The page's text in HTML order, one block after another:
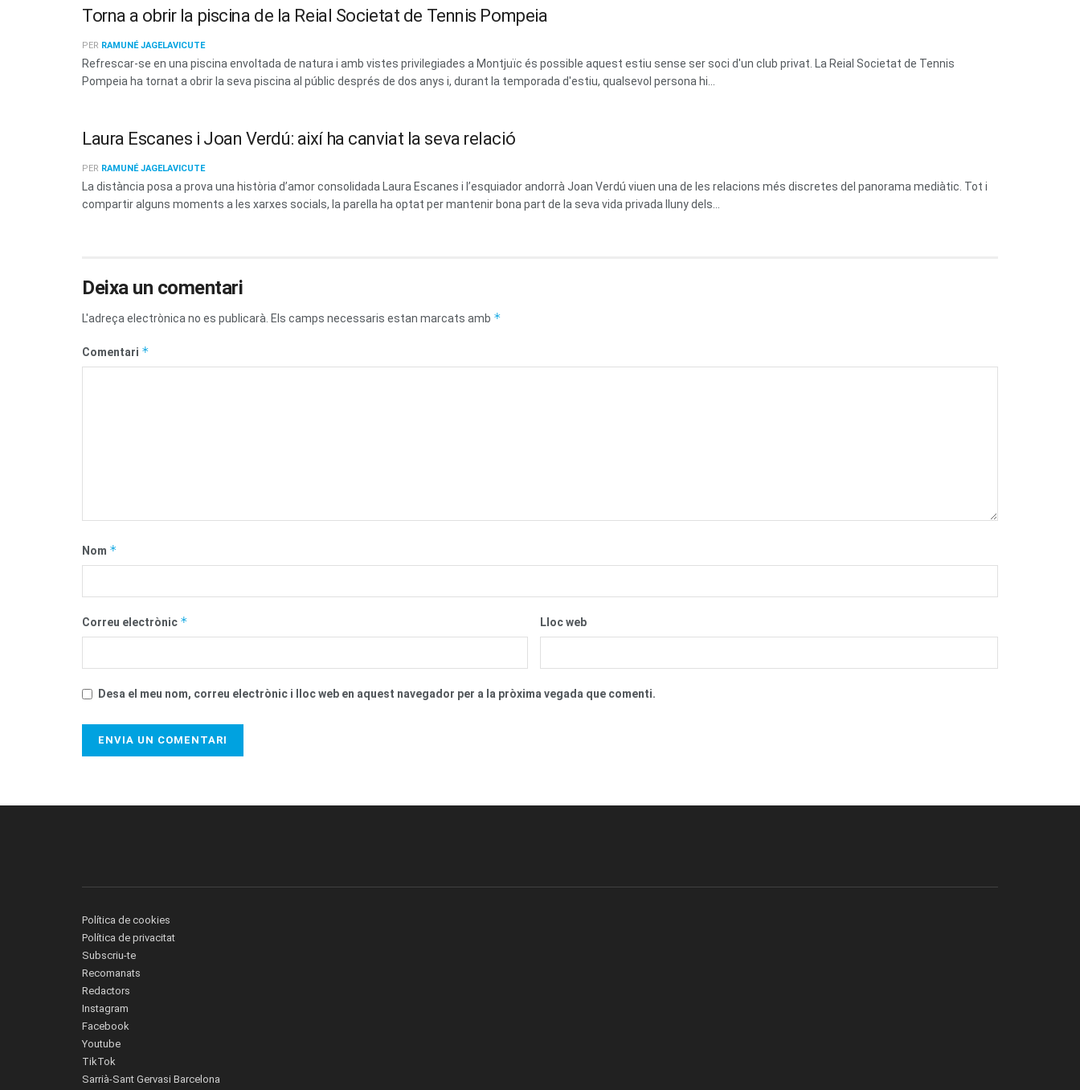
Torna a obrir la piscina de la Reial Societat de Tennis Pompeia
PER RAMUNÉ JAGELAVICUTE
Refrescar-se en una piscina envoltada de natura i amb vistes privilegiades a Montjuïc és possible aquest estiu sense ser soci d'un club privat. La Reial Societat de Tennis
Pompeia ha tornat a obrir la seva piscina al públic després de dos anys i, durant la temporada d'estiu, qualsevol persona hi...
Laura Escanes i Joan Verdú: així ha canviat la seva relació
PER RAMUNÉ JAGELAVICUTE
La distància posa a prova una història d’amor consolidada Laura Escanes i l’esquiador andorrà Joan Verdú viuen una de les relacions més discretes del panorama mediàtic. Tot i
compartir alguns moments a les xarxes socials, la parella ha optat per mantenir bona part de la seva vida privada lluny dels...
Deixa un comentari
L'adreça electrònica no es publicarà. Els camps necessaris estan marcats amb *
Comentari *
Nom *
Correu electrònic * Lloc web
Desa el meu nom, correu electrònic i lloc web en aquest navegador per a la pròxima vegada que comenti.
Política de cookies
Política de privacitat
Subscriu-te
Recomanats
Redactors
Instagram
Facebook
Youtube
TikTok
Sarrià-Sant Gervasi Barcelona